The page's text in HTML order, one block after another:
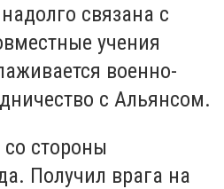
связана с
учения
военно-
с Альянсом.
стороны
Получил врага на